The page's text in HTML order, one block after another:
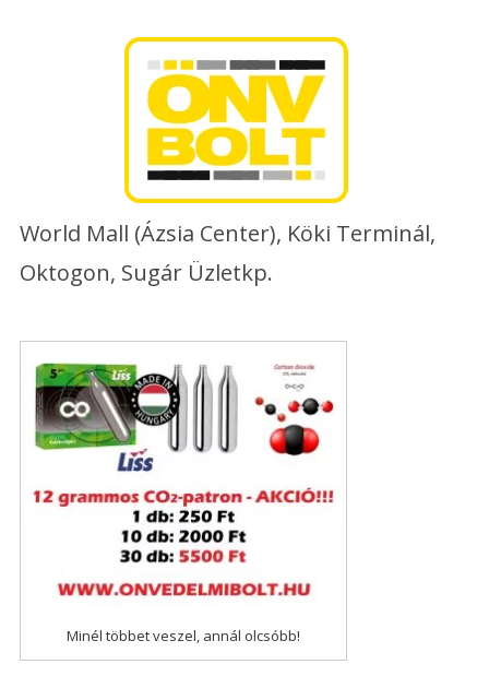
World Mall (Ázsia Center), Köki Terminál,
Oktogon, Sugár Üzletkp.
Minél többet veszel, annál olcsóbb!